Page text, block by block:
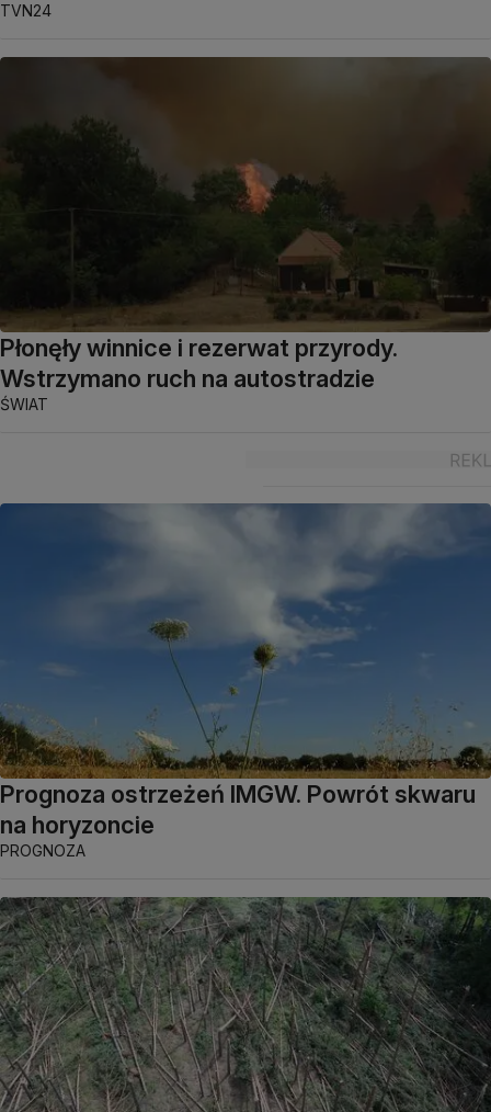
TVN24
Płonęły winnice i rezerwat przyrody.
Wstrzymano ruch na autostradzie
ŚWIAT
Prognoza ostrzeżeń IMGW. Powrót skwaru
na horyzoncie
PROGNOZA